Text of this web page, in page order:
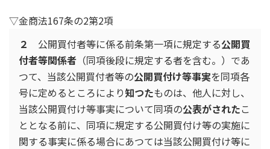
▽金商法167条の2第2項
２
公開買付者等に係る前条第一項に規定する公開買
付者等関係者 （同項後段に規定する者を含む。）であ
つて、当該公開買付者等の公開買付け等事実を同項各
号に定めるところにより知つたものは、他人に対し、
当該公開買付け等事実について同項の公表がされたこ
ととなる前に、同項に規定する公開買付け等の実施に
関する事実に係る場合にあつては当該公開買付け等に